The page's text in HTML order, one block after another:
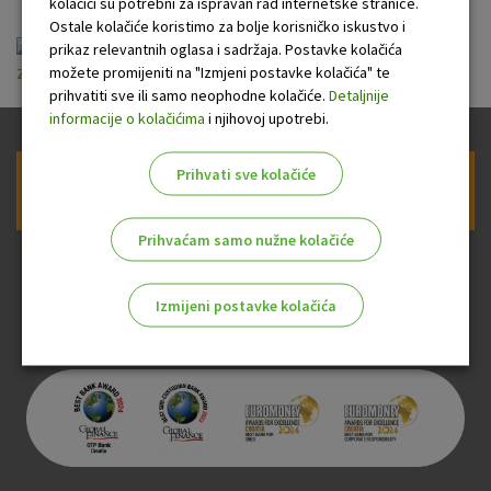
ugovor-i-privola-o-koristenju-usluge-
zaokruzi.pdf
Prijava na newsletter OTP banke
Ostale kolačiće koristimo za bolje korisničko iskustvo i
prikaz relevantnih oglasa i sadržaja. Postavke kolačića
možete promijeniti na "Izmjeni postavke kolačića" te
prihvatiti sve ili samo neophodne kolačiće. Detaljnije
informacije o kolačićima i njihovoj upotrebi.
Prihvati sve kolačiće
Prihvaćam samo nužne kolačiće
Izmijeni postavke kolačića